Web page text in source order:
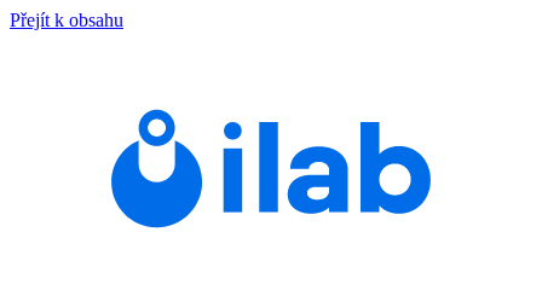
Přejít k obsahu